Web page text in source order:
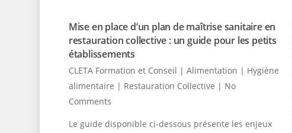
Mise en place d’un plan de maîtrise sanitaire en
restauration collective : un guide pour les petits
établissements
CLETA Formation et Conseil | Alimentation | Hygiène
alimentaire | Restauration Collective | No
Comments
Le guide disponible ci-dessous présente les enjeux